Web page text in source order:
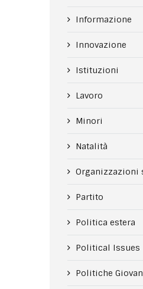
Informazione
Innovazione
Istituzioni
Lavoro
Minori
Natalità
Organizzazioni
Partito
Politica estera
Political Issues
Politiche